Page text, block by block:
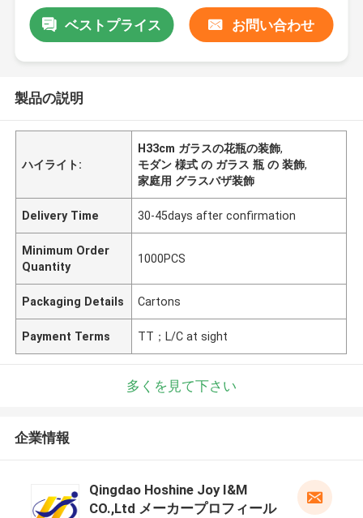
ベストプライス お問い合わせ
製品の説明
ハイライト:
H33cm ガラスの花瓶の装飾,
モダン 様式 の ガラス 瓶 の 装飾,
家庭用 グラスバザ装飾
Delivery Time 30-45days after confirmation
Minimum Order
Quantity
1000PCS
Packaging Details Cartons
Payment Terms TT；L/C at sight
多くを見て下さい
企業情報
Qingdao Hoshine Joy I&M
CO.,Ltd メーカープロフィール